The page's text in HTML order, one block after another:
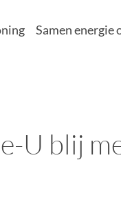
Samen energie
U blij